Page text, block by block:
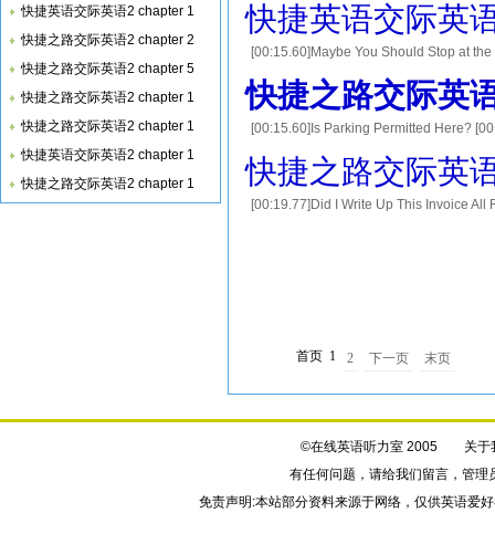
快捷英语交际英
[00:15.60]Maybe You Should Stop at
going out to do a few errands. Ill be
快捷之路交际英
[00:15.60]Is Parking Permitted Here?
快捷之路交际英
[00:19.77]Did I Write Up This Invoice
首页 1 2 下一页 末页
快捷英语交际英语2 chapter 1
快捷之路交际英语2 chapter 2
快捷之路交际英语2 chapter 5
快捷之路交际英语2 chapter 1
快捷之路交际英语2 chapter 1
快捷英语交际英语2 chapter 1
快捷之路交际英语2 chapter 1
©在线英语听力室 2005 关于
有任何问题，请给我们留言，管理
免责声明:本站部分资料来源于网络，仅供英语爱